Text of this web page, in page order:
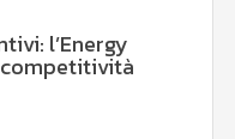
l’Energy
competitività